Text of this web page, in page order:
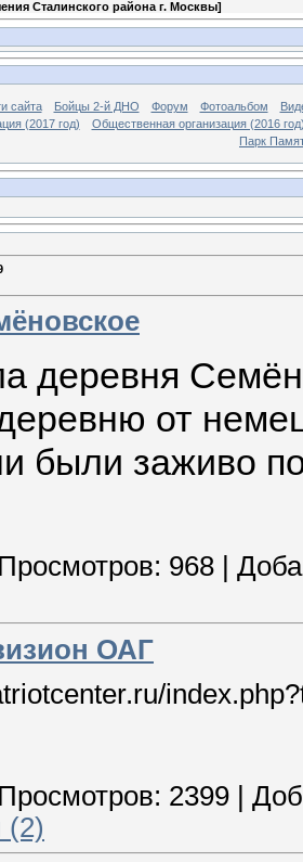
Сталинского района г. Москвы]
сайта Бойцы 2-й ДНО Форум Фотоальбом
(2017 год)
Общественная организация (2016
Парк
деревня
от
были заживо
Просмотров: 968
ОАГ
Просмотров: 2399 |
(2)